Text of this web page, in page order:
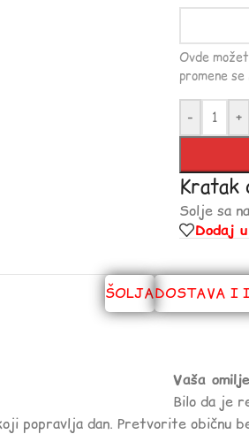
Ovde
promene se
- +
Kratak
Solje sa
Dodaj
ŠOLJADOSTAVA I
Vaša
Bilo da je
popravlja dan. Pretvorite običnu